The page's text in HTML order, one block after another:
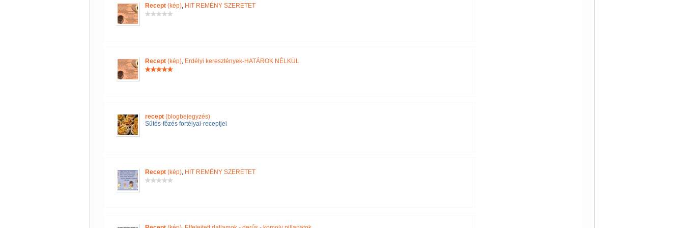
Recept(kép), HIT REMÉNY SZERETET
Recept(kép), Erdélyi keresztények-HATÁROK NÉLKÜL
recept(blogbejegyzés)
Sütés-főzés fortélyai-receptjei
Recept(kép), HIT REMÉNY SZERETET